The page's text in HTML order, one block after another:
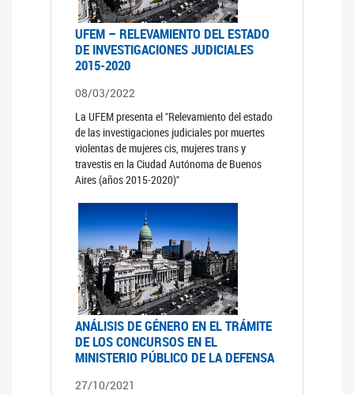
UFEM – RELEVAMIENTO DEL ESTADO
DE INVESTIGACIONES JUDICIALES
2015-2020
08/03/2022
La UFEM presenta el "Relevamiento del estado
de las investigaciones judiciales por muertes
violentas de mujeres cis, mujeres trans y
travestis en la Ciudad Autónoma de Buenos
Aires (años 2015-2020)"
ANÁLISIS DE GÉNERO EN EL TRÁMITE
DE LOS CONCURSOS EN EL
MINISTERIO PÚBLICO DE LA DEFENSA
27/10/2021